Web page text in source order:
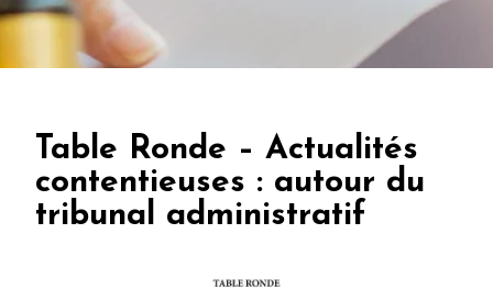
Table Ronde – Actualités
contentieuses : autour du
tribunal administratif